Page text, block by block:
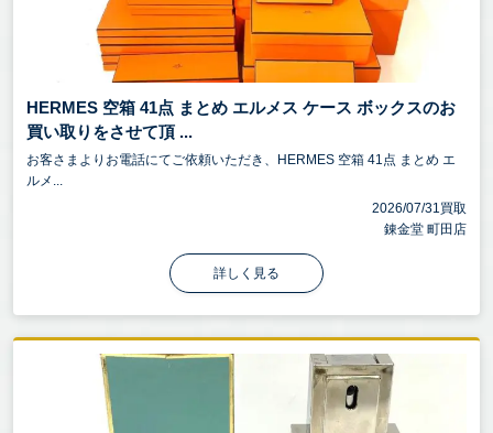
HERMES 空箱 41点 まとめ エルメス ケース ボックスのお
買い取りをさせて頂 ...
お客さまよりお電話にてご依頼いただき、HERMES 空箱 41点 まとめ エ
ルメ...
2026/07/31買取
錬金堂 町田店
詳しく見る